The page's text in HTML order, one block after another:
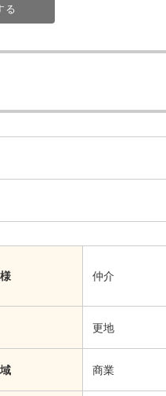
る
仲介
更地
商業